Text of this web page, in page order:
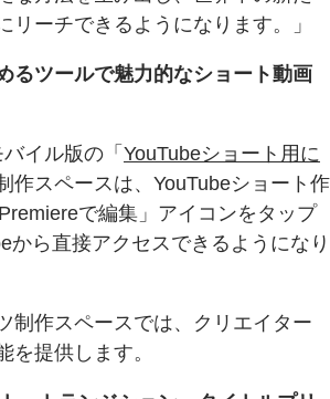
リーチできるようになります。」
るツールで魅力的なショート動画
イル版の「 YouTubeショート用に
作スペースは、YouTubeショート作
で編集」アイコンをタップ
から直接アクセスできるようになり
制作スペースでは、クリエイター
を提供します。